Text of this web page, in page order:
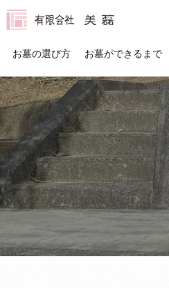
お墓の選び方 お墓ができるまで